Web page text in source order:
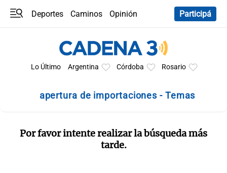
Deportes Caminos
Opinión
Participá
Lo Último Argentina Córdoba Rosario
apertura de importaciones - Temas
Por favor intente realizar la búsqueda más
tarde.